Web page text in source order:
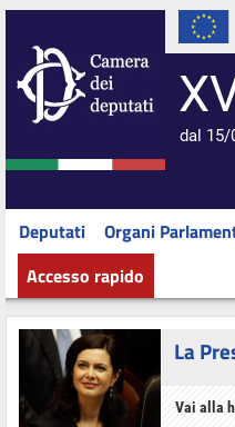
dal 15/
Deputati Organi
Accesso rapido
La
Vai alla